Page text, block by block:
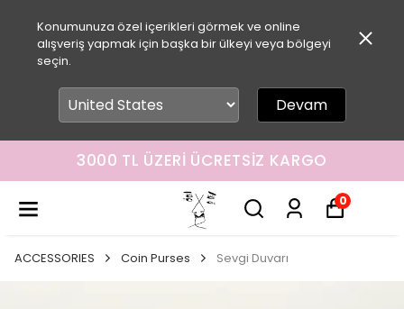
Konumunuza özel içerikleri görmek ve online
alışveriş yapmak için başka bir ülkeyi veya bölgeyi
seçin.
Devam
3000 TL ÜZERI ÜCRETSIZ KARGO
0
ACCESSORIES Coin Purses Sevgi Duvarı